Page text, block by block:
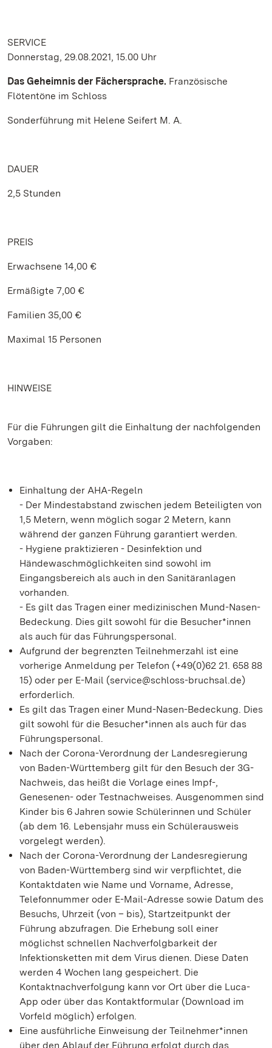
SERVICE
Donnerstag, 29.08.2021, 15.00 Uhr
Das Geheimnis der Fächersprache. Französische
Flötentöne im Schloss
Sonderführung mit Helene Seifert M. A.
DAUER
2,5 Stunden
PREIS
Erwachsene 14,00 €
Ermäßigte 7,00 €
Familien 35,00 €
Maximal 15 Personen
HINWEISE
Für die Führungen gilt die Einhaltung der nachfolgenden
Vorgaben:
Einhaltung der AHA-Regeln
- Der Mindestabstand zwischen jedem Beteiligten von
1,5 Metern, wenn möglich sogar 2 Metern, kann
während der ganzen Führung garantiert werden.
- Hygiene praktizieren - Desinfektion und
Händewaschmöglichkeiten sind sowohl im
Eingangsbereich als auch in den Sanitäranlagen
vorhanden.
- Es gilt das Tragen einer medizinischen Mund-Nasen-
Bedeckung. Dies gilt sowohl für die Besucher*innen
als auch für das Führungspersonal.
Aufgrund der begrenzten Teilnehmerzahl ist eine
vorherige Anmeldung per Telefon (+49(0)62 21. 658 88
15) oder per E-Mail (service@schloss-bruchsal.de)
erforderlich.
Es gilt das Tragen einer Mund-Nasen-Bedeckung. Dies
gilt sowohl für die Besucher*innen als auch für das
Führungspersonal.
Nach der Corona-Verordnung der Landesregierung
von Baden-Württemberg gilt für den Besuch der 3G-
Nachweis, das heißt die Vorlage eines Impf-,
Genesenen- oder Testnachweises. Ausgenommen sind
Kinder bis 6 Jahren sowie Schülerinnen und Schüler
(ab dem 16. Lebensjahr muss ein Schülerausweis
vorgelegt werden).
Nach der Corona-Verordnung der Landesregierung
von Baden-Württemberg sind wir verpflichtet, die
Kontaktdaten wie Name und Vorname, Adresse,
Telefonnummer oder E-Mail-Adresse sowie Datum des
Besuchs, Uhrzeit (von – bis), Startzeitpunkt der
Führung abzufragen. Die Erhebung soll einer
möglichst schnellen Nachverfolgbarkeit der
Infektionsketten mit dem Virus dienen. Diese Daten
werden 4 Wochen lang gespeichert. Die
Kontaktnachverfolgung kann vor Ort über die Luca-
App oder über das Kontaktformular (Download im
Vorfeld möglich) erfolgen.
Eine ausführliche Einweisung der Teilnehmer*innen
über den Ablauf der Führung erfolgt durch das